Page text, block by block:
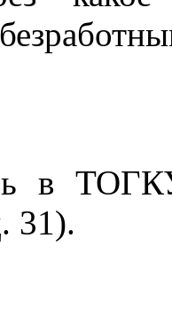
в
31).